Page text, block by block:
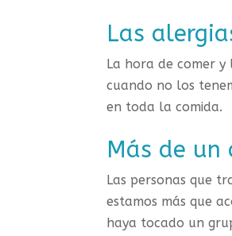
Las
La hora de comer y
cuando no los
en toda la comida.
Más de un
Las personas que
estamos más que
haya tocado un